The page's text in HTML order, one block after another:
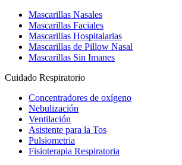
Mascarillas Nasales
Mascarillas Faciales
Mascarillas Hospitalarias
Mascarillas de Pillow Nasal
Mascarillas Sin Imanes
Cuidado Respiratorio
Concentradores de oxígeno
Nebulización
Ventilación
Asistente para la Tos
Pulsiometria
Fisioterapia Respiratoria